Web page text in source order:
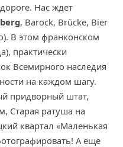
Нас ждет
, Barock, Brücke, Bier
В этом франконском
практически
Всемирного наследия
на каждом шагу.
придворный штат,
Старая ратуша на
квартал «Маленькая
А еще